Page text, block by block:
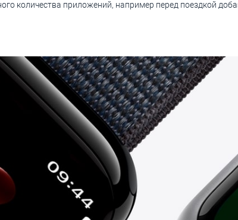
количества приложений, например перед поездкой